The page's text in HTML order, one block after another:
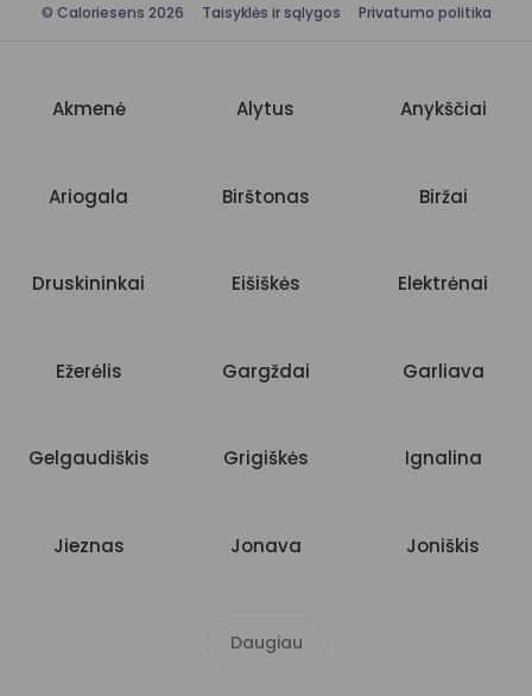
© Caloriesens 2026 Taisyklės ir sąlygos Privatumo politika
Akmenė Alytus Anykščiai
Ariogala Birštonas Biržai
Druskininkai Eišiškės Elektrėnai
Ežerėlis Gargždai Garliava
Gelgaudiškis Grigiškės Ignalina
Jieznas Jonava Joniškis
Daugiau